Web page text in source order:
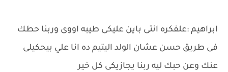
ابراهيم :علفكره انتى باين عليكى طيبه اووى وربنا حطك
فى طريق حسن عشان الولد اليتيم ده انا علي بيحكيلى
عنك وعن حبك ليه ربنا يجازيكى كل خير